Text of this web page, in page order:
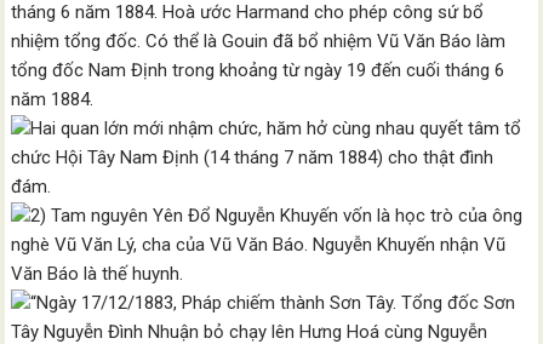
tháng 6 năm 1884. Hoà ước Harmand cho phép công sứ bổ
nhiệm tổng đốc. Có thể là Gouin đã bổ nhiệm Vũ Văn Báo làm
tổng đốc Nam Định trong khoảng từ ngày 19 đến cuối tháng 6
năm 1884.
Hai quan lớn mới nhậm chức, hăm hở cùng nhau quyết tâm tổ
chức Hội Tây Nam Định (14 tháng 7 năm 1884) cho thật đình
đám.
2) Tam nguyên Yên Đổ Nguyễn Khuyến vốn là học trò của ông
nghè Vũ Văn Lý, cha của Vũ Văn Báo. Nguyễn Khuyến nhận Vũ
Văn Báo là thế huynh.
“Ngày 17/12/1883, Pháp chiếm thành Sơn Tây. Tổng đốc Sơn
Tây Nguyễn Đình Nhuận bỏ chạy lên Hưng Hoá cùng Nguyễn